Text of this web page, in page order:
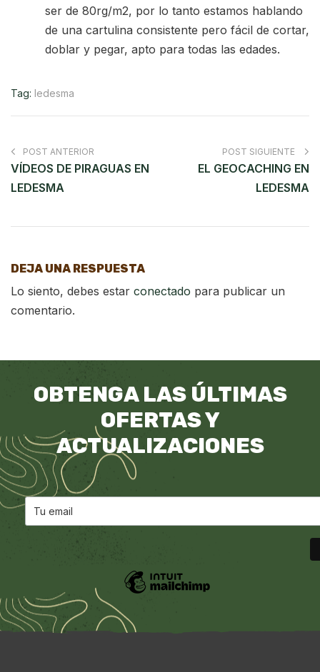
ser de 80rg/m2, por lo tanto estamos hablando
de una cartulina consistente pero fácil de cortar,
doblar y pegar, apto para todas las edades.
Tag: ledesma
POST ANTERIOR
VÍDEOS DE PIRAGUAS EN
LEDESMA
POST SIGUIENTE
EL GEOCACHING EN
LEDESMA
DEJA UNA RESPUESTA
Lo siento, debes estar conectado para publicar un
comentario.
OBTENGA LAS ÚLTIMAS
OFERTAS Y
ACTUALIZACIONES